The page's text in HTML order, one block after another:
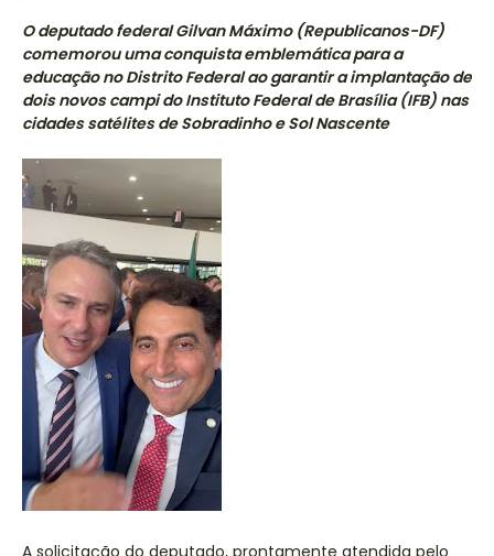
O deputado federal Gilvan Máximo (Republicanos-DF)
comemorou uma conquista emblemática para a
educação no Distrito Federal ao garantir a implantação de
dois novos campi do Instituto Federal de Brasília (IFB) nas
cidades satélites de Sobradinho e Sol Nascente
A solicitação do deputado, prontamente atendida pelo